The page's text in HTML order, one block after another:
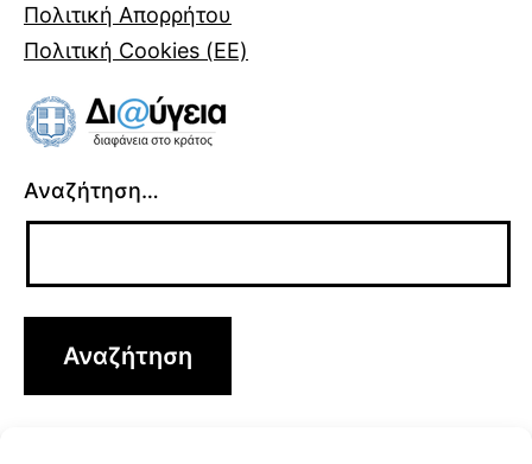
Πολιτική Απορρήτου
Πολιτική Cookies (ΕΕ)
Αναζήτηση…